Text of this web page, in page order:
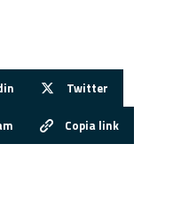
Twitter
Copia link